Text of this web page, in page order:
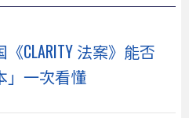
CLARITY 法案》能否
」一次看懂